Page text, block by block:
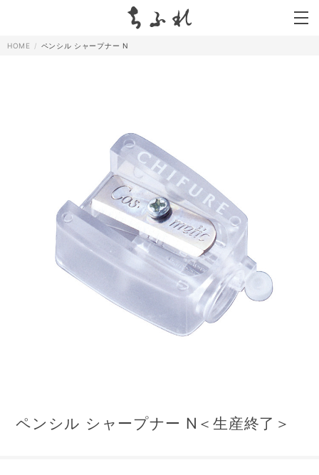
HOME ペンシル シャープナー N
ペンシル シャープナー N＜生産終了＞